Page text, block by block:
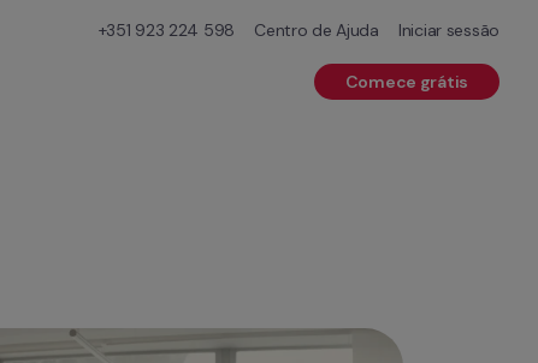
+351 923 224 598 Centro de Ajuda Iniciar sessão
Comece grátis